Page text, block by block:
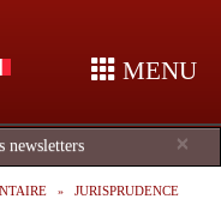
MENU
×
newsletters
JURISPRUDENCE